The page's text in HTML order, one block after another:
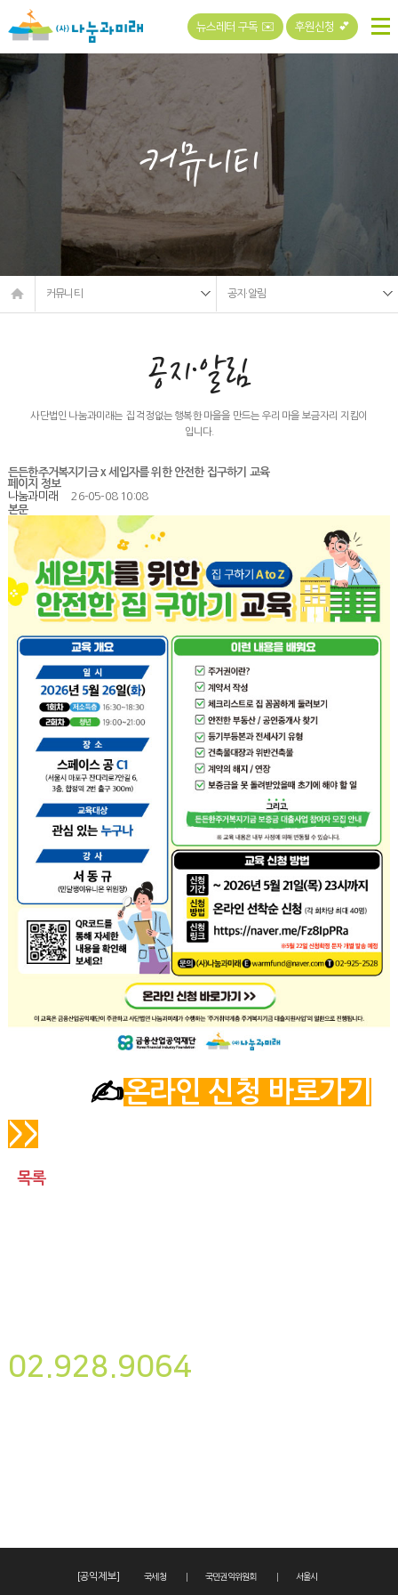
뉴스레터 구독 ✉️ 후원신청 💕
커뮤니티
커뮤니티 공지·알림
공지·알림
사단법인 나눔과미래는 집 걱정없는 행복한 마을을 만드는 우리 마을 보금자리 지킴이
입니다.
든든한주거복지기금 x 세입자를 위한 안전한 집구하기 교육
페이지 정보
나눔과미래
26-05-08 10:08
본문
✍️온라인 신청 바로가기
>>
목록
02.928.9064
[공익제보] 국세청 국민권익위원회 서울시